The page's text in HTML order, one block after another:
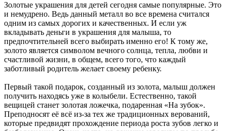
Золотые украшения для детей сегодня самые популярные. Это
и немудрено. Ведь данный металл во все времена считался
одним из самых дорогих и качественных. И если уж
вкладывать деньги в украшения для малыша, то
предпочтительней всего выбирать именно его! К тому же,
золото является символом вечного солнца, тепла, любви и
счастливой жизни, в общем, всего того, что каждый
заботливый родитель желает своему ребенку.
Первый такой подарок, созданный из золота, малыш должен
получить находясь уже в колыбели. Естественно, такой
вещицей станет золотая ложечка, подаренная «На зубок».
Преподносят её всё из-за тех же традиционных верований,
которые предвидят прохождение периода роста зубов легко и